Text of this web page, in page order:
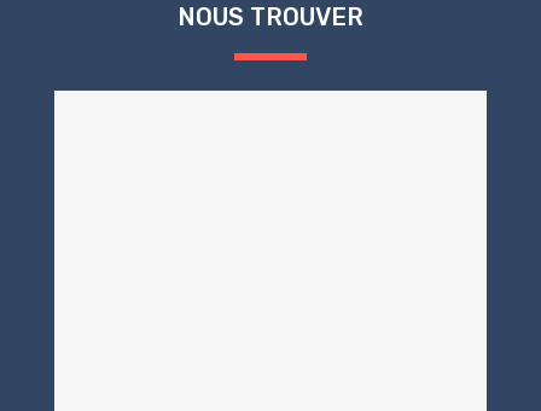
NOUS TROUVER